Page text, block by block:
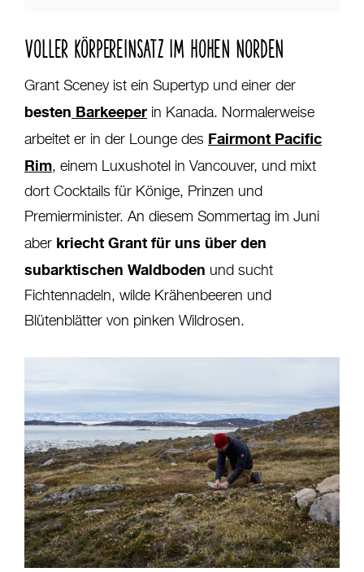
VOLLER KÖRPEREINSATZ IM HOHEN NORDEN
Grant Sceney ist ein Supertyp und einer der
besten Barkeeper in Kanada. Normalerweise
arbeitet er in der Lounge des Fairmont Pacific
Rim, einem Luxushotel in Vancouver, und mixt
dort Cocktails für Könige, Prinzen und
Premierminister. An diesem Sommertag im Juni
aber kriecht Grant für uns über den
subarktischen Waldboden und sucht
Fichtennadeln, wilde Krähenbeeren und
Blütenblätter von pinken Wildrosen.